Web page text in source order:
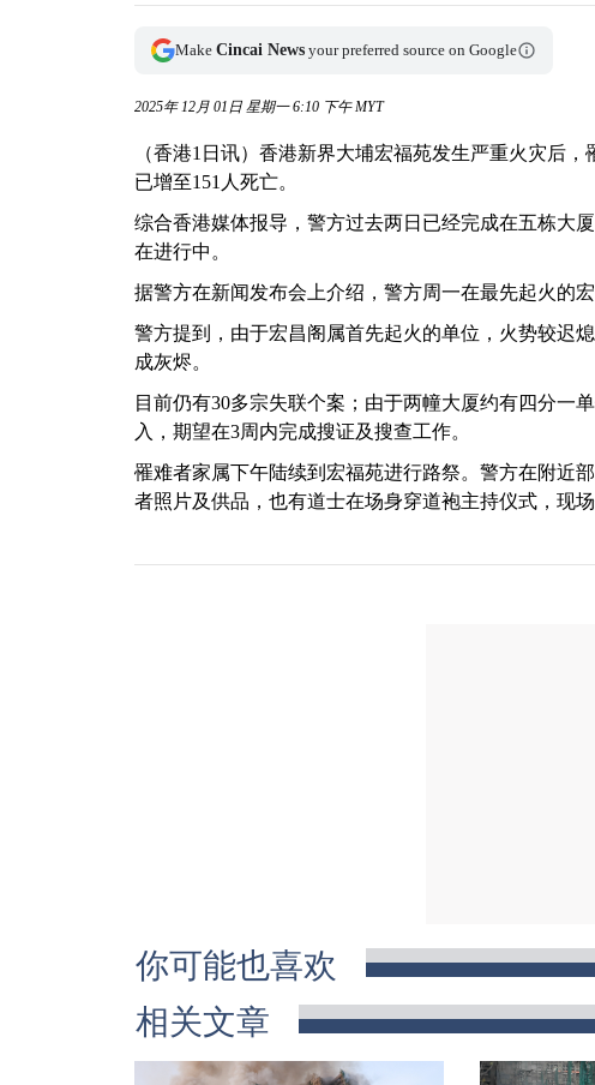
Make Cincai News your preferred source on Google
2025年 12月 01日 星期一 6:10 下午 MYT
（香港1日讯）香港新界大埔宏福苑发生严重火灾后
已增至151人死亡。
综合香港媒体报导，警方过去两日已经完成在五栋大
在进行中。
据警方在新闻发布会上介绍，警方周一在最先起火的
警方提到，由于宏昌阁属首先起火的单位，火势较迟
成灰烬。
目前仍有30多宗失联个案；由于两幢大厦约有四分一
入，期望在3周内完成搜证及搜查工作。
罹难者家属下午陆续到宏福苑进行路祭。警方在附近
者照片及供品，也有道士在场身穿道袍主持仪式，现
你可能也喜欢
相关文章